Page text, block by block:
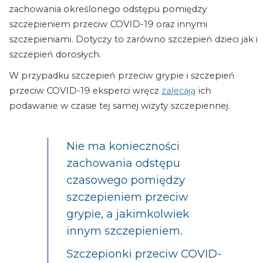
zachowania określonego odstępu pomiędzy
szczepieniem przeciw COVID-19 oraz innymi
szczepieniami. Dotyczy to zarówno szczepień dzieci jak i
szczepień dorosłych.
W przypadku szczepień przeciw grypie i szczepień
przeciw COVID-19 eksperci wręcz zalecają ich
podawanie w czasie tej samej wizyty szczepiennej.
Nie ma konieczności
zachowania odstępu
czasowego pomiędzy
szczepieniem przeciw
grypie, a jakimkolwiek
innym szczepieniem.
Szczepionki przeciw COVID-